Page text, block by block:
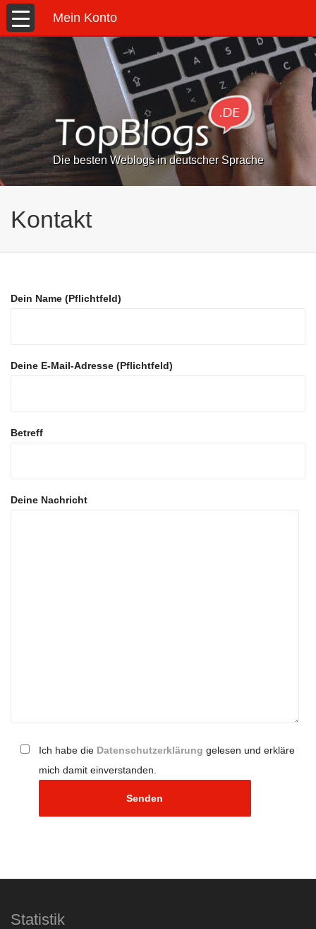
Mein Konto
Die besten Weblogs in deutscher Sprache
Kontakt
Dein Name (Pflichtfeld)
Deine E-Mail-Adresse (Pflichtfeld)
Betreff
Deine Nachricht
Ich habe die Datenschutzerklärung gelesen und erkläre
mich damit einverstanden.
Statistik